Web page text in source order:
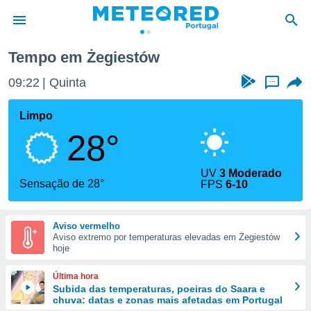
da
foi
fornecidas
a este
das
e
forma
digital
Tempo em Żegiestów
09:22 Quinta ...
Limpo
28°
Sensação de 28°
UV3 Moderado
FPS6-10
Aviso vermelho
Aviso extremo por temperaturas elevadas em Żegiestów
hoje
Última hora
Subida das temperaturas, poeiras do Saara e
chuva: datas e zonas mais afetadas em Portugal